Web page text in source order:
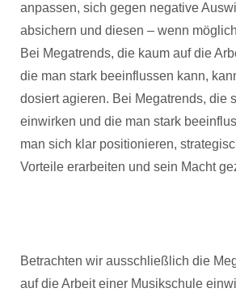
anpassen, sich gegen negative
absichern und diesen – wenn
Bei Megatrends, die kaum auf die
die man stark beeinflussen kann,
dosiert agieren. Bei Megatrends, die
einwirken und die man stark
man sich klar positionieren,
Vorteile erarbeiten und sein Macht
Betrachten wir ausschließlich die
auf die Arbeit einer Musikschule